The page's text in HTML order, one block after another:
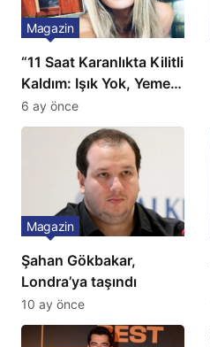
“11 Saat Karanlıkta Kilitli
Kaldım: Işık Yok, Yemek
Yok, Tuvalet Yok!”
Çağla Şikel’den Şok
Magazin
6 ay önce
Şahan Gökbakar,
Londra’ya taşındı
Magazin
10 ay önce